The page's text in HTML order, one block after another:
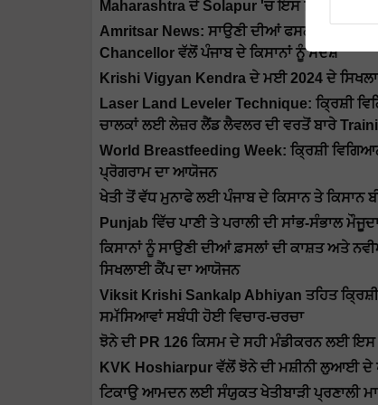
Maharashtra ਦੇ Solapur 'ਚ ਇਸ ਦਿਨ 'MFOI
Amritsar News: ਸਾਉਣੀ ਦੀਆਂ ਫਸਲਾਂ ਲਈ
Chancellor ਵੱਲੋਂ ਪੰਜਾਬ ਦੇ ਕਿਸਾਨਾਂ ਨੂੰ ਸੰਦੇਸ਼
Krishi Vigyan Kendra ਦੇ ਮਈ 2024 ਦੇ
Laser Land Leveler Technique: ਕ੍ਰਿਸ਼ੀ
ਚਾਲਕਾਂ ਲਈ ਲੇਜ਼ਰ ਲੈਂਡ ਲੈਵਲਰ ਦੀ ਵਰਤੋਂ ਬਾਰੇ
World Breastfeeding Week: ਕ੍ਰਿਸ਼ੀ
ਪ੍ਰੋਗਰਾਮ ਦਾ ਆਯੋਜਨ
ਖੇਤੀ ਤੋਂ ਵੱਧ ਮੁਨਾਫੇ ਲਈ ਪੰਜਾਬ ਦੇ ਕਿਸਾਨ ਤੇ
Punjab ਵਿੱਚ ਪਾਣੀ ਤੇ ਪਰਾਲੀ ਦੀ ਸਾਂਭ-ਸੰਭਾਲ
ਕਿਸਾਨਾਂ ਨੂੰ ਸਾਉਣੀ ਦੀਆਂ ਫ਼ਸਲਾਂ ਦੀ ਕਾਸ਼ਤ ਅਤੇ
ਸਿਖਲਾਈ ਕੈਂਪ ਦਾ ਆਯੋਜਨ
Viksit Krishi Sankalp Abhiyan ਤਹਿਤ
ਸਮੱਸਿਆਵਾਂ ਸਬੰਧੀ ਹੋਈ ਵਿਚਾਰ-ਚਰਚਾ
ਝੋਨੇ ਦੀ PR 126 ਕਿਸਮ ਦੇ ਸਹੀ ਮੰਡੀਕਰਨ ਲਈ ਇਸ
KVK Hoshiarpur ਵੱਲੋਂ ਝੋਨੇ ਦੀ ਮਸ਼ੀਨੀ ਲੁਆਈ ਦੇ
ਟਿਕਾਉ ਆਮਦਨ ਲਈ ਸੰਯੁਕਤ ਖੇਤੀਬਾੜੀ ਪ੍ਰਣਾਲੀ